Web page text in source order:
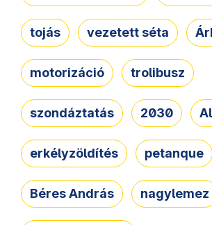
tojás vezetett séta
motorizáció trolibusz
szondáztatás 2030
erkélyzöldítés petanque
Béres András nagylemez